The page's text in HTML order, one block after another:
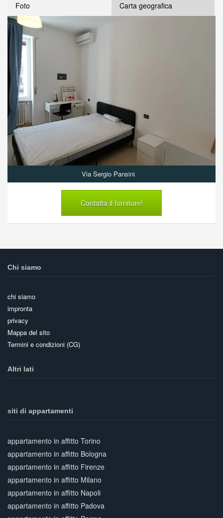
Foto Carta geografica
Via Sergio Pansini
Contatta il fornitore!
Chi siamo
chi siamo
impronta
privacy
Mappa del sito
Termini e condizioni (CG)
Altri lati
siti di appartamenti
appartamento in affitto Torino
appartamento in affitto Bologna
appartamento in affitto Firenze
appartamento in affitto Milano
appartamento in affitto Napoli
appartamento in affitto Padova